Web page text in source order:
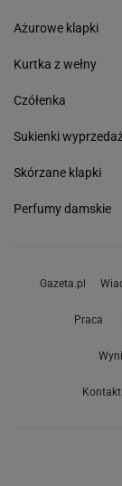
Ażurowe klapki
Kurtka z wełny
Czółenka
Sukienki
Skórzane klapki
Perfumy damskie
Gazeta.pl
Praca